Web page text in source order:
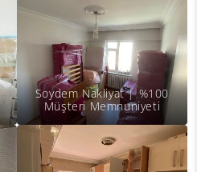
Soydem Nakliyat | %100
Müşteri Memnuniyeti